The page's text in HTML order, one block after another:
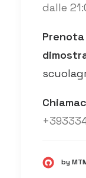
dalle
by